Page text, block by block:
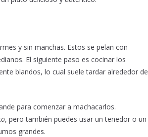
y sin manchas. Estos se pelan con
El siguiente paso es cocinar los
blandos, lo cual suele tardar alrededor de
para comenzar a machacarlos.
, pero también puedes usar un tenedor o un
grandes.